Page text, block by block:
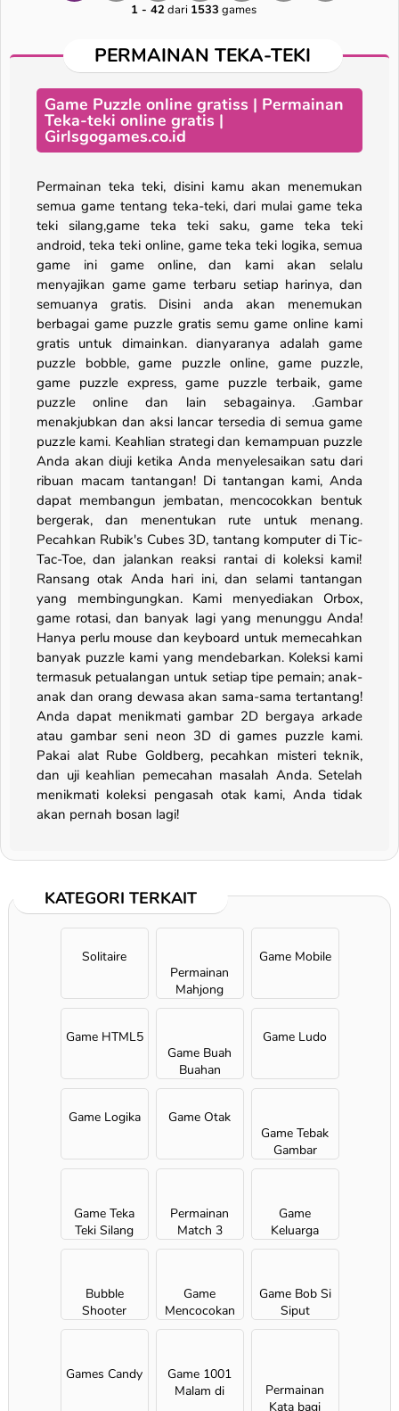
1 - 42dari 1533 games
PERMAINAN TEKA-TEKI
Game Puzzle online gratiss | Permainan
Teka-teki online gratis |
Girlsgogames.co.id
Permainan teka teki, disini kamu akan menemukan
semua game tentang teka-teki, dari mulai game teka
teki silang,game teka teki saku, game teka teki
android, teka teki online, game teka teki logika, semua
game ini game online, dan kami akan selalu
menyajikan game game terbaru setiap harinya, dan
semuanya gratis. Disini anda akan menemukan
berbagai game puzzle gratis semu game online kami
gratis untuk dimainkan. dianyaranya adalah game
puzzle bobble, game puzzle online, game puzzle,
game puzzle express, game puzzle terbaik, game
puzzle online dan lain sebagainya. .Gambar
menakjubkan dan aksi lancar tersedia di semua game
puzzle kami. Keahlian strategi dan kemampuan puzzle
Anda akan diuji ketika Anda menyelesaikan satu dari
ribuan macam tantangan! Di tantangan kami, Anda
dapat membangun jembatan, mencocokkan bentuk
bergerak, dan menentukan rute untuk menang.
Pecahkan Rubik's Cubes 3D, tantang komputer di Tic-
Tac-Toe, dan jalankan reaksi rantai di koleksi kami!
Ransang otak Anda hari ini, dan selami tantangan
yang membingungkan. Kami menyediakan Orbox,
game rotasi, dan banyak lagi yang menunggu Anda!
Hanya perlu mouse dan keyboard untuk memecahkan
banyak puzzle kami yang mendebarkan. Koleksi kami
termasuk petualangan untuk setiap tipe pemain; anak-
anak dan orang dewasa akan sama-sama tertantang!
Anda dapat menikmati gambar 2D bergaya arkade
atau gambar seni neon 3D di games puzzle kami.
Pakai alat Rube Goldberg, pecahkan misteri teknik,
dan uji keahlian pemecahan masalah Anda. Setelah
menikmati koleksi pengasah otak kami, Anda tidak
akan pernah bosan lagi!
KATEGORI TERKAIT
Solitaire
Permainan
Mahjong
Game Mobile
Game HTML5
Game Buah
Buahan
Game Ludo
Game Logika
Game Otak
Game Tebak
Gambar
Game Teka
Teki Silang
Permainan
Match 3
Game
Keluarga
Bubble
Shooter
Game
Mencocokan
Game Bob Si
Siput
Games Candy
Game 1001
Malam di
Permainan
Kata bagi